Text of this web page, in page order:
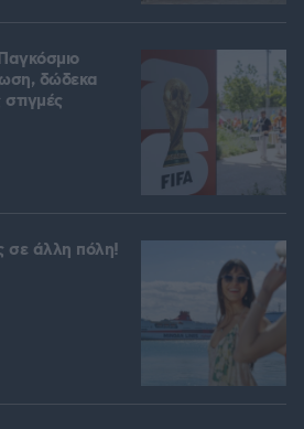
δώδεκα
στιγμές
σε άλλη πόλη!